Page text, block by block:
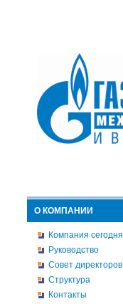
О КОМПАНИИ
Компания сегодня
Руководство
Совет директоров
Структура
Контакты